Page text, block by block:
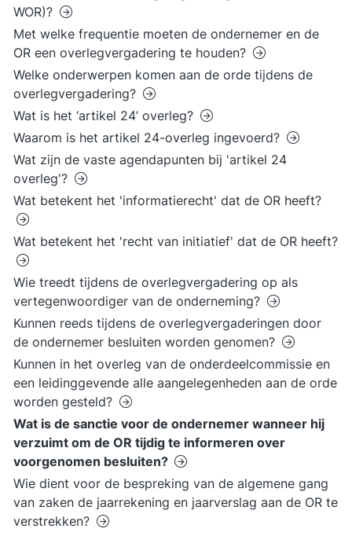
WOR)?
Met welke frequentie moeten de ondernemer en de
OR een overlegvergadering te houden?
Welke onderwerpen komen aan de orde tijdens de
overlegvergadering?
Wat is het ‘artikel 24’ overleg?
Waarom is het artikel 24-overleg ingevoerd?
Wat zijn de vaste agendapunten bij 'artikel 24
overleg'?
Wat betekent het 'informatierecht' dat de OR heeft?
Wat betekent het 'recht van initiatief' dat de OR heeft?
Wie treedt tijdens de overlegvergadering op als
vertegenwoordiger van de onderneming?
Kunnen reeds tijdens de overlegvergaderingen door
de ondernemer besluiten worden genomen?
Kunnen in het overleg van de onderdeelcommissie en
een leidinggevende alle aangelegenheden aan de orde
worden gesteld?
Wat is de sanctie voor de ondernemer wanneer hij
verzuimt om de OR tijdig te informeren over
voorgenomen besluiten?
Wie dient voor de bespreking van de algemene gang
van zaken de jaarrekening en jaarverslag aan de OR te
verstrekken?